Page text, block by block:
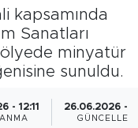
kapsamında
Sanatları
minyatür
sunuldu.
- 12:11 26.06.2026 -